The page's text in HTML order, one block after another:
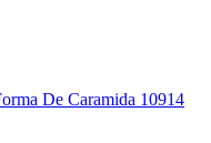
De Caramida 10914